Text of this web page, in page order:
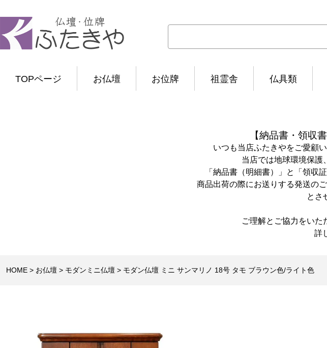
TOPページ お仏壇 お位牌 祖霊舎 仏具類
【納品書・領収
いつも当店ふたきやをご愛顧
当店では地球環境保護
「納品書（明細書）」と「領収
商品出荷の際にお送りする発送の
とさ
ご理解とご協力をいた
詳
HOME お仏壇 モダンミニ仏壇 モダン仏壇 ミニ サンマリノ 18号 タモ ブラウン色/ライト色